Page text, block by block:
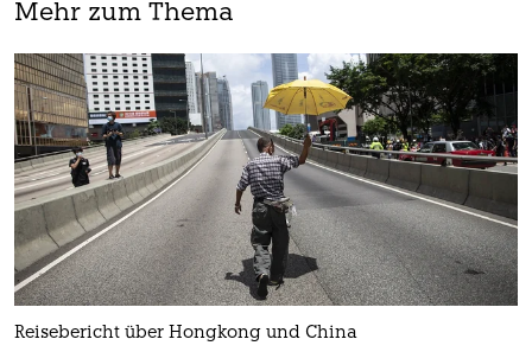
Mehr zum Thema
Reisebericht über Hongkong und China